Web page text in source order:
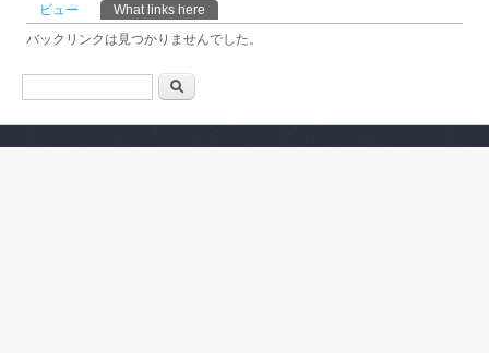
プライマリータブ
ビュー What links here
バックリンクは見つかりませんでした。
検索フォーム